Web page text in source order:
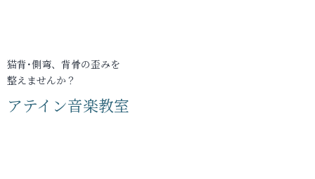
猫背･側弯、背骨の歪みを
整えませんか？
アテイン音楽教室